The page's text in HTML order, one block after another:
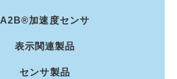
A2B®加速度センサ
表示関連製品
センサ製品